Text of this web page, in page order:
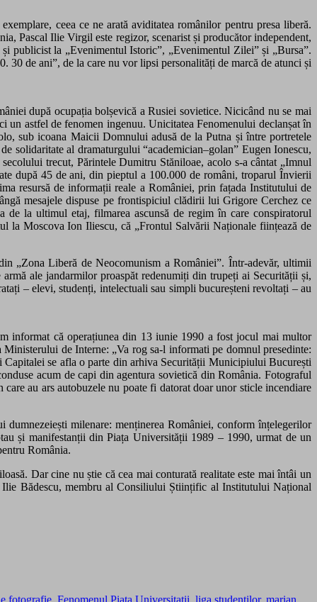
ceea ce ne arată aviditatea românilor pentru presa liberă.
Pascal Ilie Virgil este regizor, scenarist și producător independent,
publicist la „Evenimentul Istoric”, „Evenimentul Zilei” și „Bursa”.
de ani”, de la care nu vor lipsi personalități de marcă de atunci și
după ocupația bolșevică a Rusiei sovietice. Nicicând nu se mai
un astfel de fenomen ingenuu. Unicitatea Fenomenului declanșat în
sub icoana Maicii Domnului adusă de la Putna și între portretele
solidaritate al dramaturgului “academician–golan” Eugen Ionescu,
trecut, Părintele Dumitru Stăniloae, acolo s-a cântat „Imnul
după 45 de ani, din pieptul a 100.000 de români, troparul Învierii
resursă de informații reale a României, prin fațada Institutului de
mesajele dispuse pe frontispiciul clădirii lui Grigore Cerchez ce
la ultimul etaj, filmarea ascunsă de regim în care conspiratorul
la Moscova Ion Iliescu,că „Frontul Salvării Naționale ființează de
„Zona Liberă de Neocomunism a României”. Într-adevăr, ultimii
ale jandarmilor proaspăt redenumiți din trupeți ai Securității și,
– elevi, studenți, intelectuali sau simpli bucureșteni revoltați – au
informat că operațiunea din 13 iunie 1990 a fost jocul mai multor
de Interne: „Va rog sa-l informati pe domnul presedinte:
Capitaleise afla o parte dinarhiva Securității Municipiului București
acum de capi din agentura sovietică din România. Fotograful
au ars autobuzele nu poate fi datorat doar unor sticle incendiare
milenare: menținerea României, conform înțelegerilor
și manifestanții din Piața Universității 1989 – 1990, urmat de un
România.
Dar cine nu știe că cea mai conturată realitate este mai întâi un
Bădescu, membru al Consiliului Științific al Institutului Național
fotografie Fenomenul Piata Universitatii liga studentilor, marian